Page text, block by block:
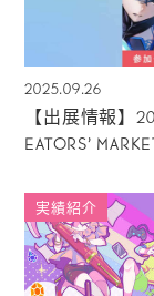
2025.09.26
【出展情報】
EATORS’
実績紹介